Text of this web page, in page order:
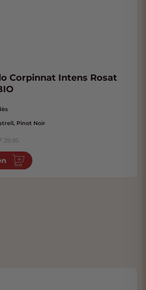
Corpinnat Intens Rosat
Pinot Noir
39,95